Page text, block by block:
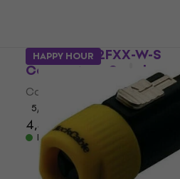
Neutrik NL2FXX-W-S
Connecteur Speakon
Connecteur Speakon
5/5
4,39 €
En stock
HAPPY HOUR